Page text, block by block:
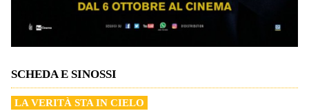
SCHEDA E SINOSSI
LA VERITÀ STA IN CIELO